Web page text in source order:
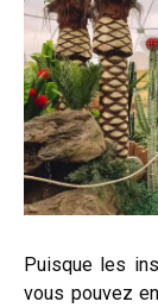
Puisque les
vous pouvez